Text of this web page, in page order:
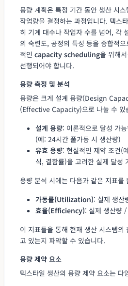
용량 계획은 특정 기간 동안 생산 시
작업량을 결정하는 과정입니다. 텍스
히 기계 대수나 작업자 수를 넘어, 각
의 숙련도, 공정의 특성 등을 종합적
적인 capacity scheduling을 위해
선행되어야 합니다.
용량 측정 및 분석
용량은 크게 설계 용량(Design
(Effective Capacity)으로 나눌 수 있
설계 용량: 이론적으로 달성 가
(예: 24시간 풀가동 시 생산량)
유효 용량: 현실적인 제약 조건(
식, 결함률)을 고려한 실제 달성
용량 분석 시에는 다음과 같은 지표를
가동률(Utilization): 실제 생산
효율(Efficiency): 실제 생산량
이 지표들을 통해 현재 생산 시스템의
고 있는지 파악할 수 있습니다.
용량 제약 요소
텍스타일 생산의 용량 제약 요소는 다